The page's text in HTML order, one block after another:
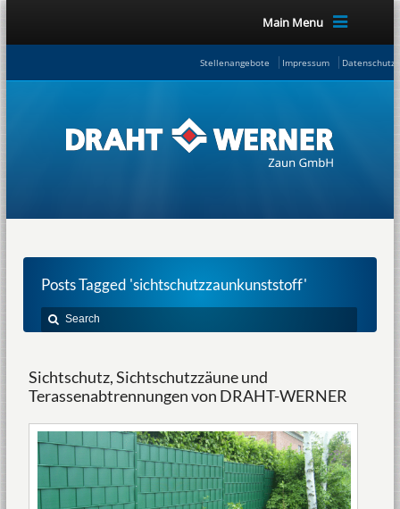
Main Menu
Stellenangebote Impressum
Posts Tagged 'sichtschutzzaunkunststoff'
Sichtschutz, Sichtschutzzäune und
Terassenabtrennungen von DRAHT-WERNER